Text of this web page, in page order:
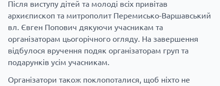
Після виступу дітей та молоді всіх привітав
архиєпископ та митрополит Перемисько-Варшавський
вл. Євген Попович дякуючи учасникам та
організаторам цьогорічного огляду. На завершення
відбулося вручення подяк організаторам груп та
подарунків усім учасникам.
Організатори також поклопоталися, щоб ніхто не